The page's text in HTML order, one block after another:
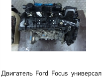
Двигатель Ford Focus